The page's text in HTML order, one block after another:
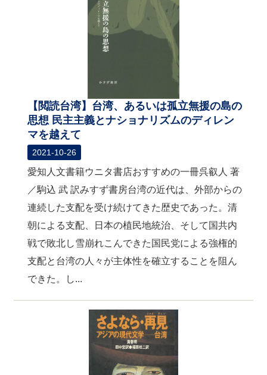
【閲読台湾】台湾、あるいは孤立無援の島の
思想 民主主義とナショナリズムのディレン
マを越えて
2021-10-26
愛知人文書籍ウニタ書店おすすめの一冊呉叡人 著
／駒込 武 訳みすず書房台湾の近代は、外部からの
連続した支配を受け続けてきた歴史であった。清
朝による支配、日本の植民地統治、そして国共内
戦で敗北し雪崩れこんできた国民党による強権的
支配と台湾の人々が主体性を確立することを阻ん
できた。し...